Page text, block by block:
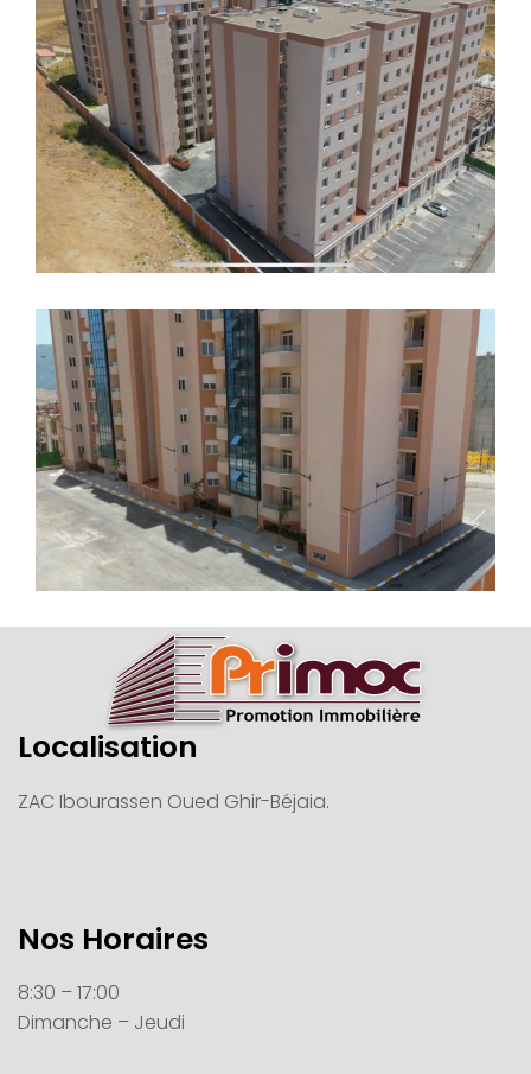
Localisation
ZAC Ibourassen Oued Ghir-Béjaia.
Nos Horaires
8:30 – 17:00
Dimanche – Jeudi